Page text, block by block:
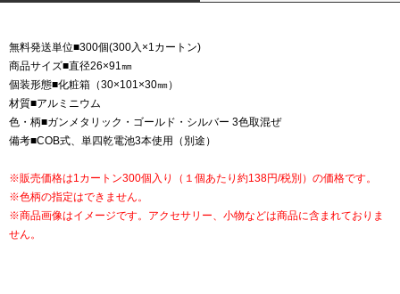
無料発送単位■300個(300入×1カートン)
商品サイズ■直径26×91㎜
個装形態■化粧箱（30×101×30㎜）
材質■アルミニウム
色・柄■ガンメタリック・ゴールド・シルバー 3色取混ぜ
備考■COB式、単四乾電池3本使用（別途）
※販売価格は1カートン300個入り（１個あたり約138円/税別）の価格です。
※色柄の指定はできません。
※商品画像はイメージです。アクセサリー、小物などは商品に含まれておりま
せん。